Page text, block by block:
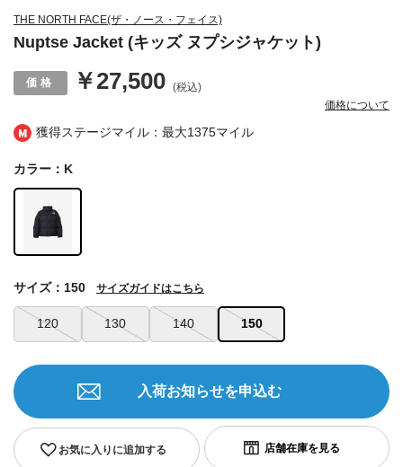
獲得ステージマイル：最大1375マイル
THE NORTH FACE(ザ・ノース・フェイス)
Nuptse Jacket (キッズ ヌプシジャケット)
￥27,500 (税込)
価格について
カラー：K
120 130 140 150
サイズ：150 サイズガイドはこちら
お気に入りに追加する
入荷お知らせを申込む